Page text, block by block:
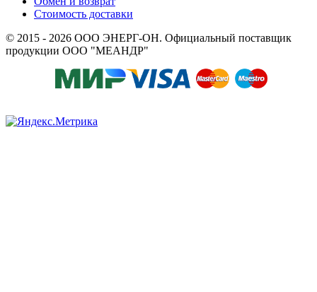
Стоимость доставки
© 2015 - 2026 ООО ЭНЕРГ-ОН. Официальный поставщик
продукции ООО "МЕАНДР"